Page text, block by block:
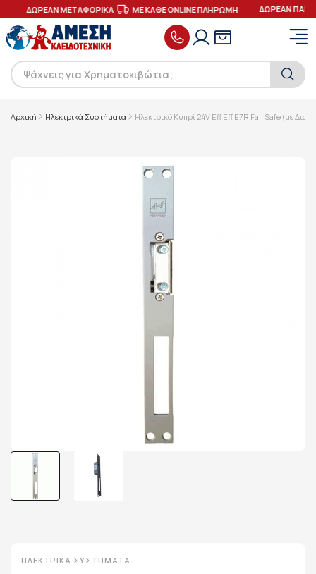
ΔΩΡΕΑΝ ΜΕΤΑΦΟΡΙΚΑ ΜΕ ΚΑΘΕ ONLINE ΠΛΗΡΩΜΗ ΔΩΡΕΑΝ
Αρχική Ηλεκτρικά Συστήματα Ηλεκτρικό Κυπρί 24V Eff Eff E7R Fail Safe (με
ΗΛΕΚΤΡΙΚΆ ΣΥΣΤΉΜΑΤΑ